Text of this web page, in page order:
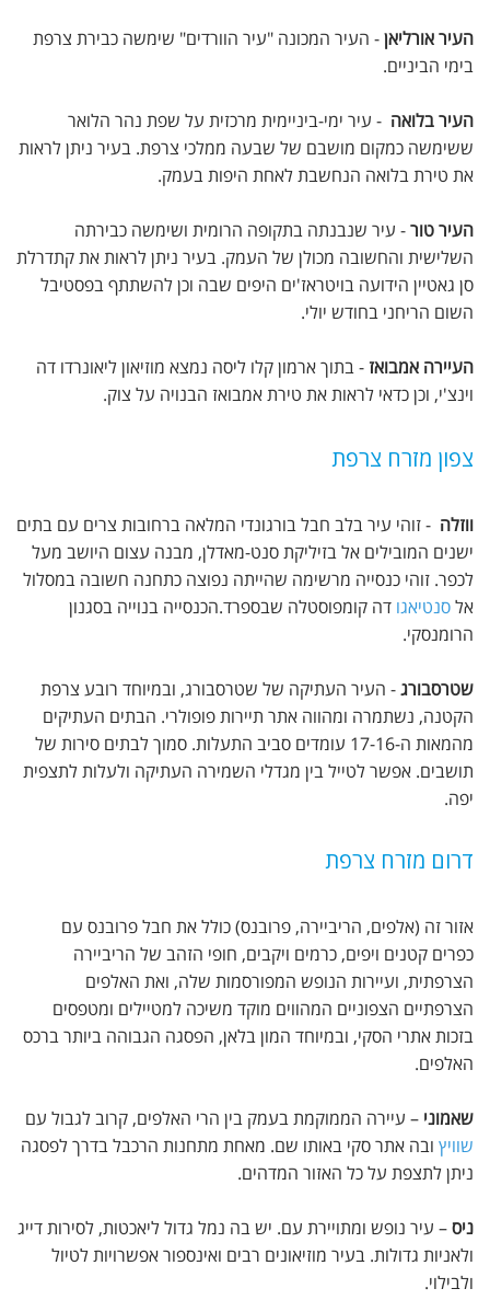
העיר אורליאן- העיר המכונה "עיר הוורדים" שימשה כבירת צרפת
בימי הביניים.
העיר בלואה - עיר ימי-ביניימית מרכזית על שפת נהר הלואר
ששימשה כמקום מושבם של שבעה ממלכי צרפת. בעיר ניתן לראות
את טירת בלואה הנחשבת לאחת היפות בעמק.
העיר טור- עיר שנבנתה בתקופה הרומית ושימשה כבירתה
השלישית והחשובה מכולן של העמק. בעיר ניתן לראות את קתדרלת
סן גאטיין הידועה בויטראז'ים היפים שבה וכן להשתתף בפסטיבל
השום הריחני בחודש יולי.
העיירה אמבואז- בתוך ארמון קלו ליסה נמצא מוזיאון ליאונרדו דה
וינצ'י, וכן כדאי לראות את טירת אמבואז הבנויה על צוק.
צפון מזרח צרפת
ווזלה - זוהי עיר בלב חבל בורגונדי המלאה ברחובות צרים עם בתים
ישנים המובילים אל בזיליקת סנט-מאדלן, מבנה עצום היושב מעל
לכפר. זוהי כנסייה מרשימה שהייתה נפוצה כתחנה חשובה במסלול
אלסנטיאגו דה קומפוסטלה שבספרד.הכנסייה בנוייה בסגנון
הרומנסקי.
שטרסבורג- העיר העתיקה של שטרסבורג, ובמיוחד רובע צרפת
הקטנה, נשתמרה ומהווה אתר תיירות פופולרי. הבתים העתיקים
מהמאות ה-17-16 עומדים סביב התעלות. סמוך לבתים סירות של
תושבים. אפשר לטייל בין מגדלי השמירה העתיקה ולעלות לתצפית
יפה.
דרום מזרח צרפת
אזור זה (אלפים, הריביירה, פרובנס) כולל את חבל פרובנס עם
כפרים קטנים ויפים, כרמים ויקבים, חופי הזהב של הריביירה
הצרפתית, ועיירות הנופש המפורסמות שלה, ואת האלפים
הצרפתיים הצפוניים המהווים מוקד משיכה למטיילים ומטפסים
בזכות אתרי הסקי, ובמיוחד המון בלאן, הפסגה הגבוהה ביותר ברכס
האלפים.
שאמוני – עיירה הממוקמת בעמק בין הרי האלפים, קרוב לגבול עם
שוויץ ובה אתר סקי באותו שם. מאחת מתחנות הרכבל בדרך לפסגה
ניתן לתצפת על כל האזור המדהים.
ניס– עיר נופש ומתויירת עם. יש בה נמל גדול ליאכטות, לסירות דייג
ולאניות גדולות. בעיר מוזיאונים רבים ואינספור אפשרויות לטיול
ולבילוי.